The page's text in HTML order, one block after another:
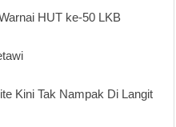
HUT ke-50 LKB
Kini Tak Nampak Di Langit